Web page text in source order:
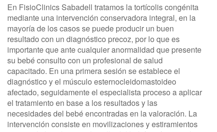
En FisioClinics Sabadell tratamos la tortícolis congénita
mediante una intervención conservadora integral, en la
mayoría de los casos se puede producir un buen
resultado con un diagnóstico precoz, por lo que es
importante que ante cualquier anormalidad que presente
su bebé consulto con un profesional de salud
capacitado. En una primera sesión se establece el
diagnóstico y el músculo esternocleidomastoideo
afectado, seguidamente el especialista proceso a aplicar
el tratamiento en base a los resultados y las
necesidades del bebé encontradas en la valoración. La
intervención consiste en movilizaciones y estiramientos